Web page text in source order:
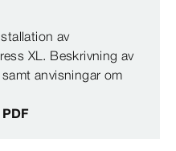
av
XL. Beskrivning av
anvisningar om